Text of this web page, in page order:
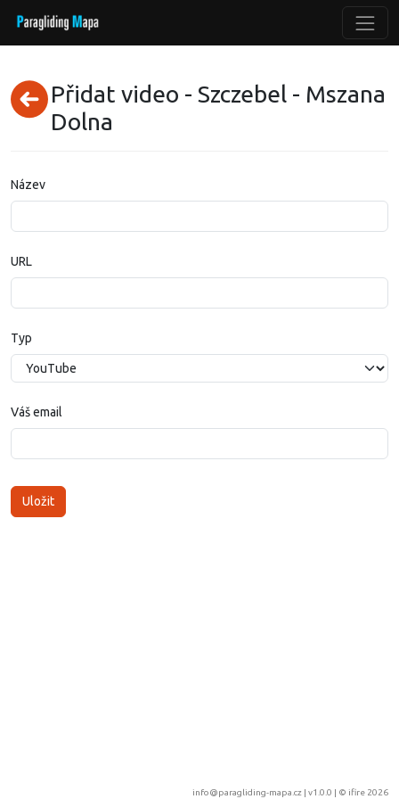
Přidat video - Szczebel - Mszana
Dolna
Název
URL
Typ
Váš email
info@paragliding-mapa.cz | v1.0.0 | © ifire 2026